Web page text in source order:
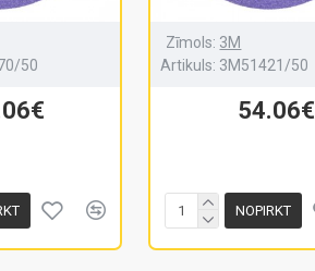
50
Zīmols: 3M
Artikuls: 3M51421/50
54.06€
NOPIRKT